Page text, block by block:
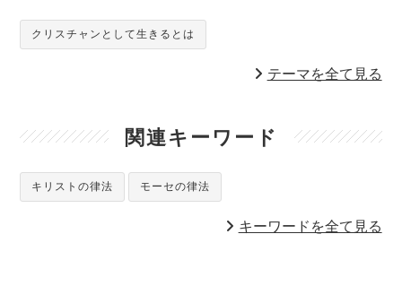
クリスチャンとして生きるとは
テーマを全て見る
関連キーワード
キリストの律法 モーセの律法
キーワードを全て見る